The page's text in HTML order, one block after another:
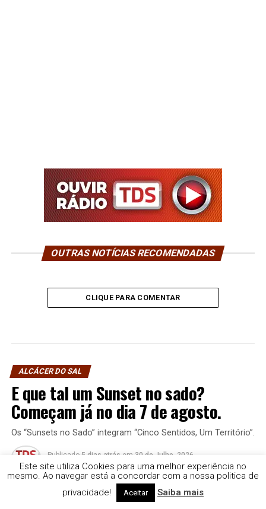
OUTRAS NOTÍCIAS RECOMENDADAS
CLIQUE PARA COMENTAR
ALCÁCER DO SAL
E que tal um Sunset no sado?
Começam já no dia 7 de agosto.
Os “Sunsets no Sado” integram “Cinco Sentidos, Um Território”.
Publicado 5 dias atrás em 30 de Julho, 2026
Por Rádio e Televisão do Sul | TDS
Este site utiliza Cookies para uma melhor experiência no
mesmo. Ao navegar está a concordar com a nossa politica de
privacidade!
Aceitar Saiba mais